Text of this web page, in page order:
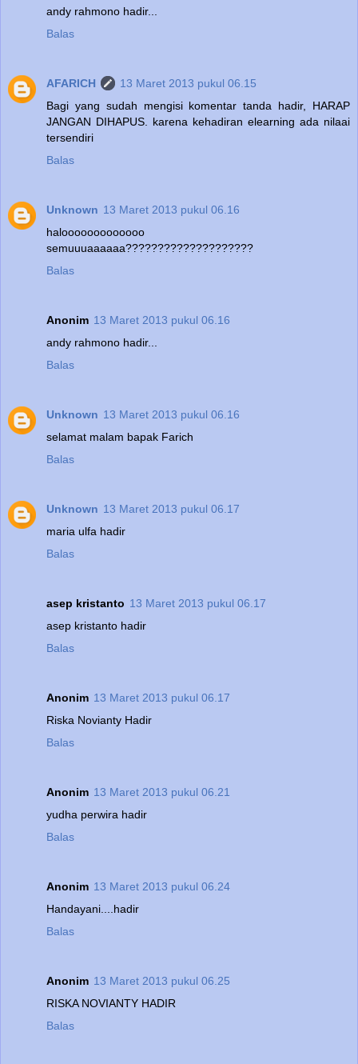
andy rahmono hadir...
Balas
AFARICH
13 Maret 2013 pukul 06.15
Bagi yang sudah mengisi komentar tanda hadir, HARAP
JANGAN DIHAPUS. karena kehadiran elearning ada nilaai
tersendiri
Balas
Unknown 13 Maret 2013 pukul 06.16
halooooooooooooo
semuuuaaaaaa????????????????????
Balas
Anonim 13 Maret 2013 pukul 06.16
andy rahmono hadir...
Balas
Unknown 13 Maret 2013 pukul 06.16
selamat malam bapak Farich
Balas
Unknown 13 Maret 2013 pukul 06.17
maria ulfa hadir
Balas
asep kristanto 13 Maret 2013 pukul 06.17
asep kristanto hadir
Balas
Anonim 13 Maret 2013 pukul 06.17
Riska Novianty Hadir
Balas
Anonim 13 Maret 2013 pukul 06.21
yudha perwira hadir
Balas
Anonim 13 Maret 2013 pukul 06.24
Handayani....hadir
Balas
Anonim 13 Maret 2013 pukul 06.25
RISKA NOVIANTY HADIR
Balas